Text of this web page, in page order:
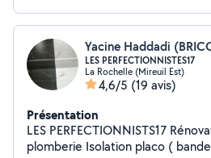
Yacine Haddadi
LES PERFECTIONNISTES17
La Rochelle (Mireuil Est)
4,6/5 (19 avis)
Présentation
LES PERFECTIONNISTS17 Rénovation intérieure
plomberie Isolation placo ( bande. Enduit et peinture)